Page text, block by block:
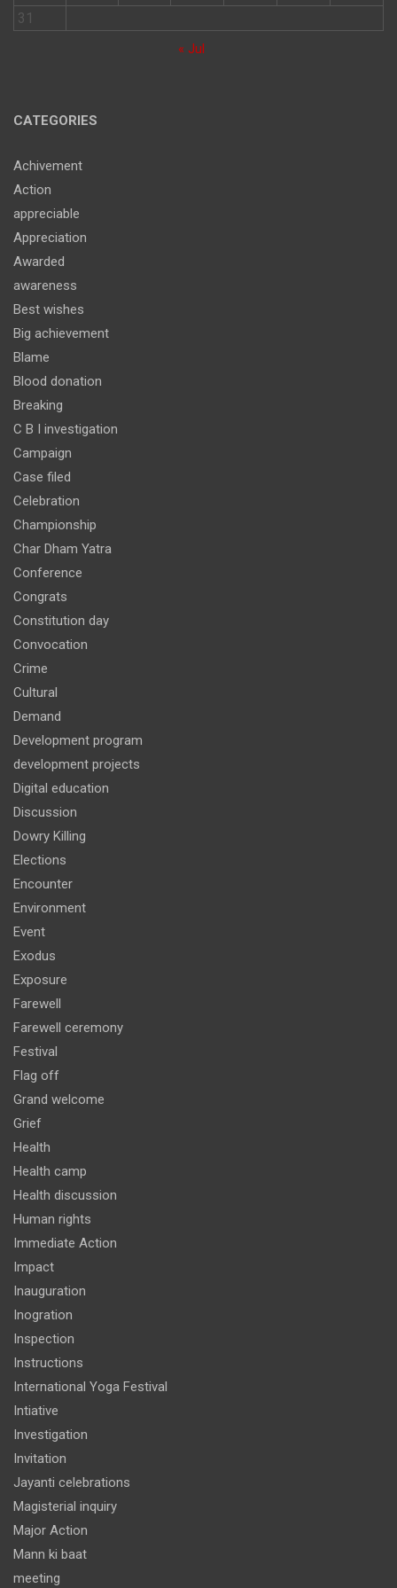
31
« Jul
CATEGORIES
Achivement
Action
appreciable
Appreciation
Awarded
awareness
Best wishes
Big achievement
Blame
Blood donation
Breaking
C B I investigation
Campaign
Case filed
Celebration
Championship
Char Dham Yatra
Conference
Congrats
Constitution day
Convocation
Crime
Cultural
Demand
Development program
development projects
Digital education
Discussion
Dowry Killing
Elections
Encounter
Environment
Event
Exodus
Exposure
Farewell
Farewell ceremony
Festival
Flag off
Grand welcome
Grief
Health
Health camp
Health discussion
Human rights
Immediate Action
Impact
Inauguration
Inogration
Inspection
Instructions
International Yoga Festival
Intiative
Investigation
Invitation
Jayanti celebrations
Magisterial inquiry
Major Action
Mann ki baat
meeting